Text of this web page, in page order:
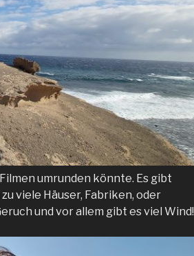
umrunden könnte. Es gibt
viele Häuser, Fabriken, oder
und vor allem gibt es viel Wind!